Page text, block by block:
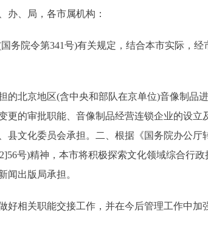
办、局，各市属机构：
院令第341号)有关规定，结合本市实际，经
北京地区(含中央和部队在京单位)音像制品
更的审批职能、音像制品经营连锁企业的设
县文化委员会承担。二、根据《国务院办公
号)精神，本市将积极探索文化领域综合行
闻出版局承担。
相关职能交接工作，并在今后管理工作中加